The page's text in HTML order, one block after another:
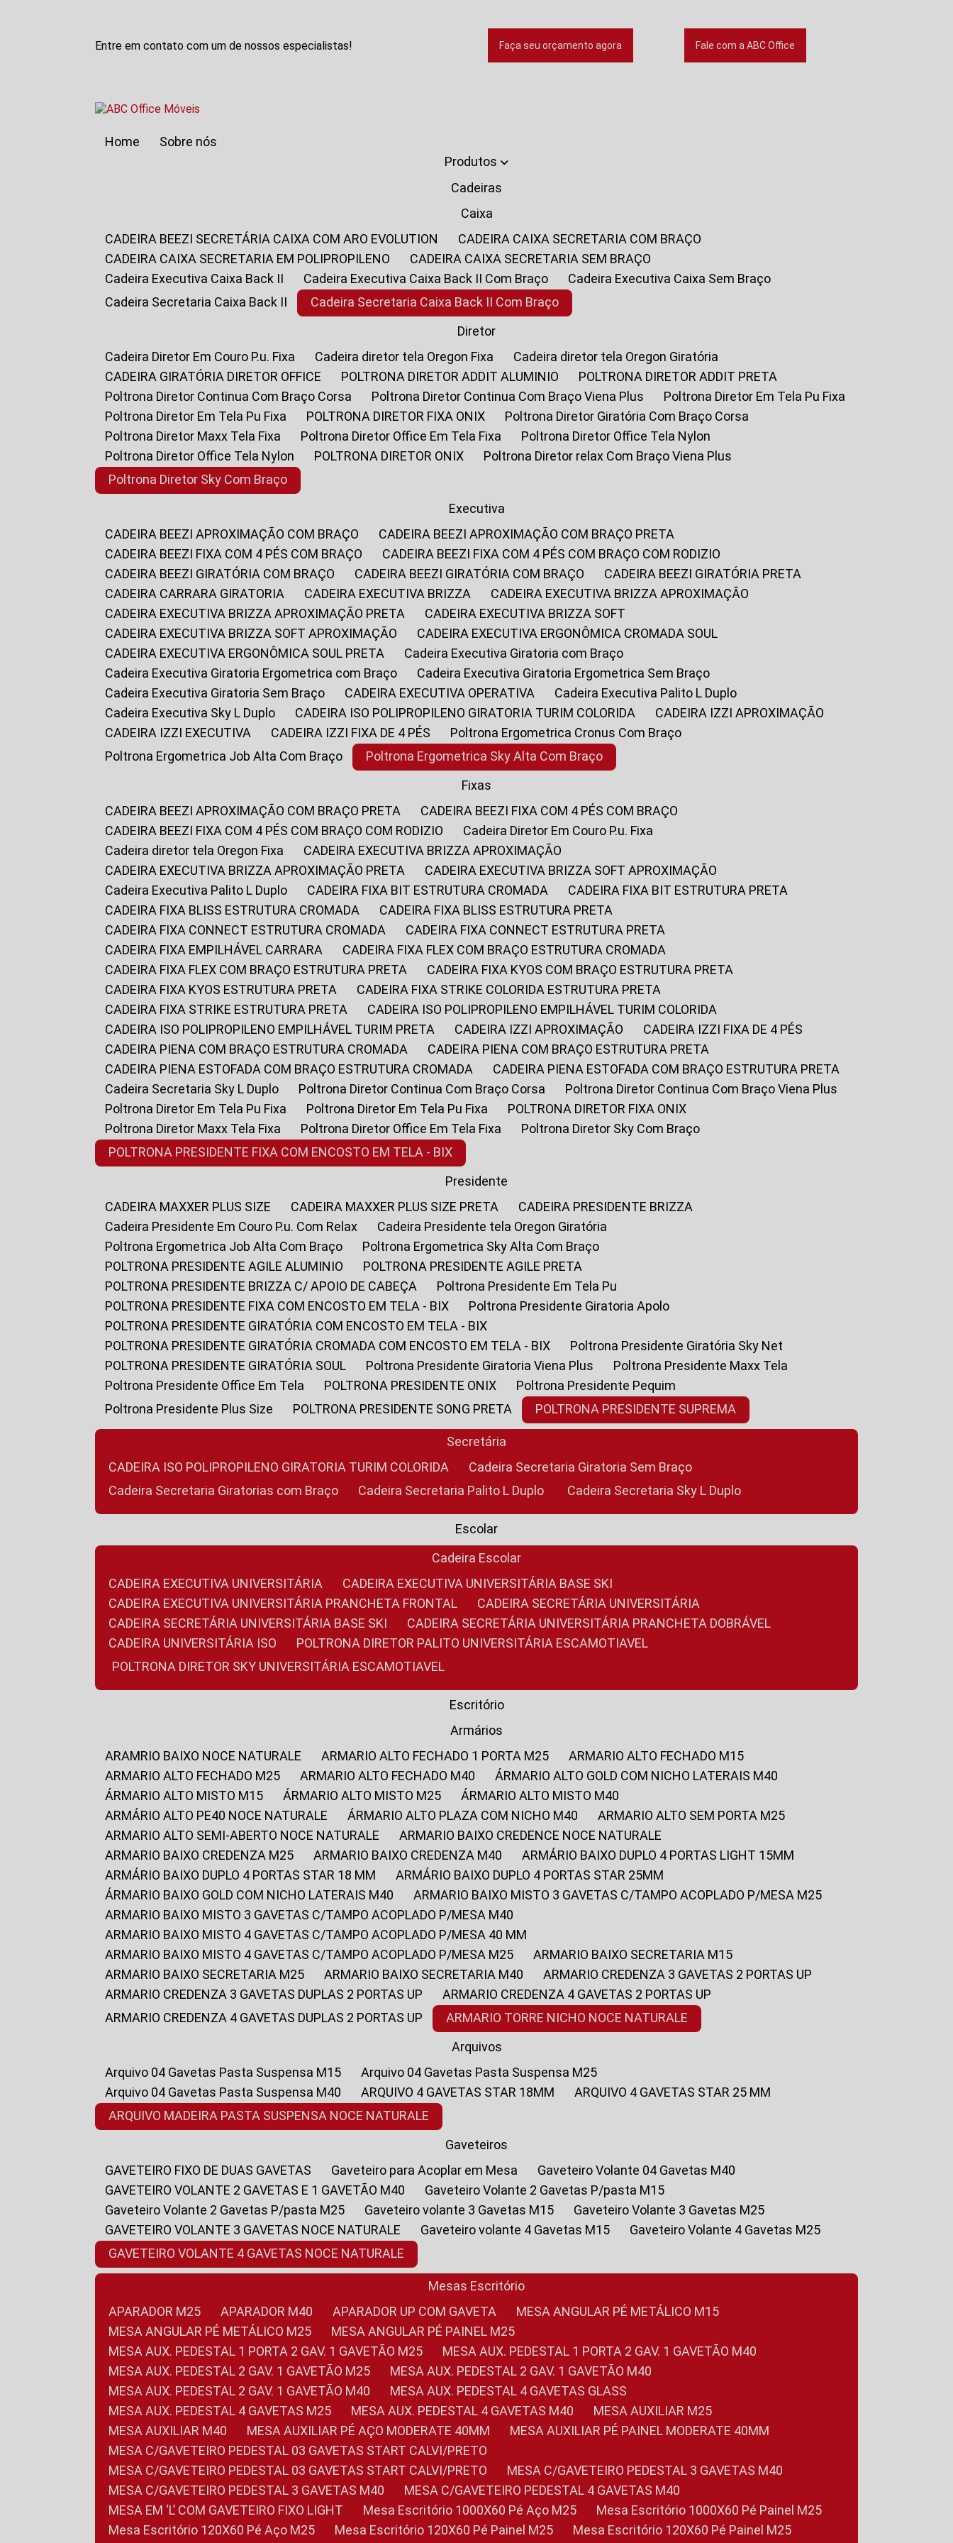
Entre em contato com um de nossos especialistas! Faça seu orçamento agora Fale com a ABC Office
Home
Sobre nós
Produtos
Cadeiras
Caixa
CADEIRA BEEZI SECRETÁRIA CAIXA COM ARO EVOLUTION
CADEIRA CAIXA SECRETARIA COM BRAÇO
CADEIRA CAIXA SECRETARIA EM POLIPROPILENO
CADEIRA CAIXA SECRETARIA SEM BRAÇO
Cadeira Executiva Caixa Back II
Cadeira Executiva Caixa Back II Com Braço
Cadeira Executiva Caixa Sem Braço
Cadeira Secretaria Caixa Back II
Cadeira Secretaria Caixa Back II Com Braço
Diretor
Cadeira Diretor Em Couro P.u. Fixa
Cadeira diretor tela Oregon Fixa
Cadeira diretor tela Oregon Giratória
CADEIRA GIRATÓRIA DIRETOR OFFICE
POLTRONA DIRETOR ADDIT ALUMINIO
POLTRONA DIRETOR ADDIT PRETA
Poltrona Diretor Continua Com Braço Corsa
Poltrona Diretor Continua Com Braço Viena Plus
Poltrona Diretor Em Tela Pu Fixa
Poltrona Diretor Em Tela Pu Fixa
POLTRONA DIRETOR FIXA ONIX
Poltrona Diretor Giratória Com Braço Corsa
Poltrona Diretor Maxx Tela Fixa
Poltrona Diretor Office Em Tela Fixa
Poltrona Diretor Office Tela Nylon
Poltrona Diretor Office Tela Nylon
POLTRONA DIRETOR ONIX
Poltrona Diretor relax Com Braço Viena Plus
Poltrona Diretor Sky Com Braço
Executiva
CADEIRA BEEZI APROXIMAÇÃO COM BRAÇO
CADEIRA BEEZI APROXIMAÇÃO COM BRAÇO PRETA
CADEIRA BEEZI FIXA COM 4 PÉS COM BRAÇO
CADEIRA BEEZI FIXA COM 4 PÉS COM BRAÇO COM RODIZIO
CADEIRA BEEZI GIRATÓRIA COM BRAÇO
CADEIRA BEEZI GIRATÓRIA COM BRAÇO
CADEIRA BEEZI GIRATÓRIA PRETA
CADEIRA CARRARA GIRATORIA
CADEIRA EXECUTIVA BRIZZA
CADEIRA EXECUTIVA BRIZZA APROXIMAÇÃO
CADEIRA EXECUTIVA BRIZZA APROXIMAÇÃO PRETA
CADEIRA EXECUTIVA BRIZZA SOFT
CADEIRA EXECUTIVA BRIZZA SOFT APROXIMAÇÃO
CADEIRA EXECUTIVA ERGONÔMICA CROMADA SOUL
CADEIRA EXECUTIVA ERGONÔMICA SOUL PRETA
Cadeira Executiva Giratoria com Braço
Cadeira Executiva Giratoria Ergometrica com Braço
Cadeira Executiva Giratoria Ergometrica Sem Braço
Cadeira Executiva Giratoria Sem Braço
CADEIRA EXECUTIVA OPERATIVA
Cadeira Executiva Palito L Duplo
Cadeira Executiva Sky L Duplo
CADEIRA ISO POLIPROPILENO GIRATORIA TURIM COLORIDA
CADEIRA IZZI APROXIMAÇÃO
CADEIRA IZZI EXECUTIVA
CADEIRA IZZI FIXA DE 4 PÉS
Poltrona Ergometrica Cronus Com Braço
Poltrona Ergometrica Job Alta Com Braço
Poltrona Ergometrica Sky Alta Com Braço
Fixas
CADEIRA BEEZI APROXIMAÇÃO COM BRAÇO PRETA
CADEIRA BEEZI FIXA COM 4 PÉS COM BRAÇO
CADEIRA BEEZI FIXA COM 4 PÉS COM BRAÇO COM RODIZIO
Cadeira Diretor Em Couro P.u. Fixa
Cadeira diretor tela Oregon Fixa
CADEIRA EXECUTIVA BRIZZA APROXIMAÇÃO
CADEIRA EXECUTIVA BRIZZA APROXIMAÇÃO PRETA
CADEIRA EXECUTIVA BRIZZA SOFT APROXIMAÇÃO
Cadeira Executiva Palito L Duplo
CADEIRA FIXA BIT ESTRUTURA CROMADA
CADEIRA FIXA BIT ESTRUTURA PRETA
CADEIRA FIXA BLISS ESTRUTURA CROMADA
CADEIRA FIXA BLISS ESTRUTURA PRETA
CADEIRA FIXA CONNECT ESTRUTURA CROMADA
CADEIRA FIXA CONNECT ESTRUTURA PRETA
CADEIRA FIXA EMPILHÁVEL CARRARA
CADEIRA FIXA FLEX COM BRAÇO ESTRUTURA CROMADA
CADEIRA FIXA FLEX COM BRAÇO ESTRUTURA PRETA
CADEIRA FIXA KYOS COM BRAÇO ESTRUTURA PRETA
CADEIRA FIXA KYOS ESTRUTURA PRETA
CADEIRA FIXA STRIKE COLORIDA ESTRUTURA PRETA
CADEIRA FIXA STRIKE ESTRUTURA PRETA
CADEIRA ISO POLIPROPILENO EMPILHÁVEL TURIM COLORIDA
CADEIRA ISO POLIPROPILENO EMPILHÁVEL TURIM PRETA
CADEIRA IZZI APROXIMAÇÃO
CADEIRA IZZI FIXA DE 4 PÉS
CADEIRA PIENA COM BRAÇO ESTRUTURA CROMADA
CADEIRA PIENA COM BRAÇO ESTRUTURA PRETA
CADEIRA PIENA ESTOFADA COM BRAÇO ESTRUTURA CROMADA
CADEIRA PIENA ESTOFADA COM BRAÇO ESTRUTURA PRETA
Cadeira Secretaria Sky L Duplo
Poltrona Diretor Continua Com Braço Corsa
Poltrona Diretor Continua Com Braço Viena Plus
Poltrona Diretor Em Tela Pu Fixa
Poltrona Diretor Em Tela Pu Fixa
POLTRONA DIRETOR FIXA ONIX
Poltrona Diretor Maxx Tela Fixa
Poltrona Diretor Office Em Tela Fixa
Poltrona Diretor Sky Com Braço
POLTRONA PRESIDENTE FIXA COM ENCOSTO EM TELA - BIX
Presidente
CADEIRA MAXXER PLUS SIZE
CADEIRA MAXXER PLUS SIZE PRETA
CADEIRA PRESIDENTE BRIZZA
Cadeira Presidente Em Couro P.u. Com Relax
Cadeira Presidente tela Oregon Giratória
Poltrona Ergometrica Job Alta Com Braço
Poltrona Ergometrica Sky Alta Com Braço
POLTRONA PRESIDENTE AGILE ALUMINIO
POLTRONA PRESIDENTE AGILE PRETA
POLTRONA PRESIDENTE BRIZZA C/ APOIO DE CABEÇA
Poltrona Presidente Em Tela Pu
POLTRONA PRESIDENTE FIXA COM ENCOSTO EM TELA - BIX
Poltrona Presidente Giratoria Apolo
POLTRONA PRESIDENTE GIRATÓRIA COM ENCOSTO EM TELA - BIX
POLTRONA PRESIDENTE GIRATÓRIA CROMADA COM ENCOSTO EM TELA - BIX
Poltrona Presidente Giratória Sky Net
POLTRONA PRESIDENTE GIRATÓRIA SOUL
Poltrona Presidente Giratoria Viena Plus
Poltrona Presidente Maxx Tela
Poltrona Presidente Office Em Tela
POLTRONA PRESIDENTE ONIX
Poltrona Presidente Pequim
Poltrona Presidente Plus Size
POLTRONA PRESIDENTE SONG PRETA POLTRONA PRESIDENTE SUPREMA
Secretária
CADEIRA ISO POLIPROPILENO GIRATORIA TURIM COLORIDA
Cadeira Secretaria Giratoria Sem Braço
Cadeira Secretaria Giratorias com Braço
Cadeira Secretaria Palito L Duplo Cadeira Secretaria Sky L Duplo
Escolar
Cadeira Escolar
CADEIRA EXECUTIVA UNIVERSITÁRIA
CADEIRA EXECUTIVA UNIVERSITÁRIA BASE SKI
CADEIRA EXECUTIVA UNIVERSITÁRIA PRANCHETA FRONTAL
CADEIRA SECRETÁRIA UNIVERSITÁRIA
CADEIRA SECRETÁRIA UNIVERSITÁRIA BASE SKI
CADEIRA SECRETÁRIA UNIVERSITÁRIA PRANCHETA DOBRÁVEL
CADEIRA UNIVERSITÁRIA ISO
POLTRONA DIRETOR PALITO UNIVERSITÁRIA ESCAMOTIAVEL
POLTRONA DIRETOR SKY UNIVERSITÁRIA ESCAMOTIAVEL
Escritório
Armários
ARAMRIO BAIXO NOCE NATURALE
ARMARIO ALTO FECHADO 1 PORTA M25
ARMARIO ALTO FECHADO M15
ARMARIO ALTO FECHADO M25
ARMARIO ALTO FECHADO M40
ÁRMARIO ALTO GOLD COM NICHO LATERAIS M40
ÁRMARIO ALTO MISTO M15
ÁRMARIO ALTO MISTO M25
ÁRMARIO ALTO MISTO M40
ARMÁRIO ALTO PE40 NOCE NATURALE
ÁRMARIO ALTO PLAZA COM NICHO M40
ARMARIO ALTO SEM PORTA M25
ARMARIO ALTO SEMI-ABERTO NOCE NATURALE
ARMARIO BAIXO CREDENCE NOCE NATURALE
ARMARIO BAIXO CREDENZA M25
ARMARIO BAIXO CREDENZA M40
ARMÁRIO BAIXO DUPLO 4 PORTAS LIGHT 15MM
ARMÁRIO BAIXO DUPLO 4 PORTAS STAR 18 MM
ARMÁRIO BAIXO DUPLO 4 PORTAS STAR 25MM
ÁRMARIO BAIXO GOLD COM NICHO LATERAIS M40
ARMARIO BAIXO MISTO 3 GAVETAS C/TAMPO ACOPLADO P/MESA M25
ARMARIO BAIXO MISTO 3 GAVETAS C/TAMPO ACOPLADO P/MESA M40
ARMARIO BAIXO MISTO 4 GAVETAS C/TAMPO ACOPLADO P/MESA 40 MM
ARMARIO BAIXO MISTO 4 GAVETAS C/TAMPO ACOPLADO P/MESA M25
ARMARIO BAIXO SECRETARIA M15
ARMARIO BAIXO SECRETARIA M25
ARMARIO BAIXO SECRETARIA M40
ARMARIO CREDENZA 3 GAVETAS 2 PORTAS UP
ARMARIO CREDENZA 3 GAVETAS DUPLAS 2 PORTAS UP
ARMARIO CREDENZA 4 GAVETAS 2 PORTAS UP
ARMARIO CREDENZA 4 GAVETAS DUPLAS 2 PORTAS UP
ARMARIO TORRE NICHO NOCE NATURALE
Arquivos
Arquivo 04 Gavetas Pasta Suspensa M15
Arquivo 04 Gavetas Pasta Suspensa M25
Arquivo 04 Gavetas Pasta Suspensa M40
ARQUIVO 4 GAVETAS STAR 18MM
ARQUIVO 4 GAVETAS STAR 25 MM
ARQUIVO MADEIRA PASTA SUSPENSA NOCE NATURALE
Gaveteiros
GAVETEIRO FIXO DE DUAS GAVETAS
Gaveteiro para Acoplar em Mesa
Gaveteiro Volante 04 Gavetas M40
GAVETEIRO VOLANTE 2 GAVETAS E 1 GAVETÃO M40
Gaveteiro Volante 2 Gavetas P/pasta M15
Gaveteiro Volante 2 Gavetas P/pasta M25
Gaveteiro volante 3 Gavetas M15
Gaveteiro Volante 3 Gavetas M25
GAVETEIRO VOLANTE 3 GAVETAS NOCE NATURALE
Gaveteiro volante 4 Gavetas M15
Gaveteiro Volante 4 Gavetas M25
GAVETEIRO VOLANTE 4 GAVETAS NOCE NATURALE
Mesas Escritório
APARADOR M25
APARADOR M40 APARADOR UP COM GAVETA
MESA ANGULAR PÉ METÁLICO M15
MESA ANGULAR PÉ METÁLICO M25
MESA ANGULAR PÉ PAINEL M25
MESA AUX. PEDESTAL 1 PORTA 2 GAV. 1 GAVETÃO M25
MESA AUX. PEDESTAL 1 PORTA 2 GAV. 1 GAVETÃO M40
MESA AUX. PEDESTAL 2 GAV. 1 GAVETÃO M25
MESA AUX. PEDESTAL 2 GAV. 1 GAVETÃO M40
MESA AUX. PEDESTAL 2 GAV. 1 GAVETÃO M40
MESA AUX. PEDESTAL 4 GAVETAS GLASS
MESA AUX. PEDESTAL 4 GAVETAS M25
MESA AUX. PEDESTAL 4 GAVETAS M40
MESA AUXILIAR M25
MESA AUXILIAR M40
MESA AUXILIAR PÉ AÇO MODERATE 40MM
MESA AUXILIAR PÉ PAINEL MODERATE 40MM
MESA C/GAVETEIRO PEDESTAL 03 GAVETAS START CALVI/PRETO
MESA C/GAVETEIRO PEDESTAL 03 GAVETAS START CALVI/PRETO
MESA C/GAVETEIRO PEDESTAL 3 GAVETAS M40
MESA C/GAVETEIRO PEDESTAL 3 GAVETAS M40
MESA C/GAVETEIRO PEDESTAL 4 GAVETAS M40
MESA EM ‘L’ COM GAVETEIRO FIXO LIGHT
Mesa Escritório 1000X60 Pé Aço M25
Mesa Escritório 1000X60 Pé Painel M25
Mesa Escritório 120X60 Pé Aço M25
Mesa Escritório 120X60 Pé Painel M25
Mesa Escritório 120X60 Pé Painel M25